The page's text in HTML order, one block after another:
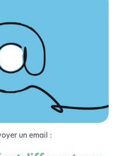
un email :